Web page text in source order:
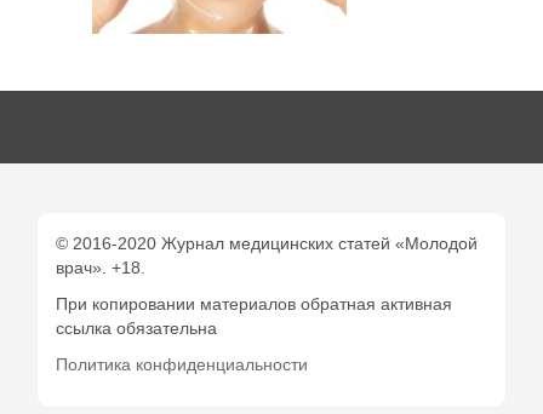
© 2016-2020 Журнал медицинских статей «Молодой
врач». +18.
При копировании материалов обратная активная
ссылка обязательна
Политика конфиденциальности